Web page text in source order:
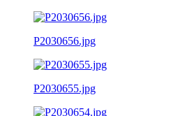
P2030656.jpg
P2030655.jpg